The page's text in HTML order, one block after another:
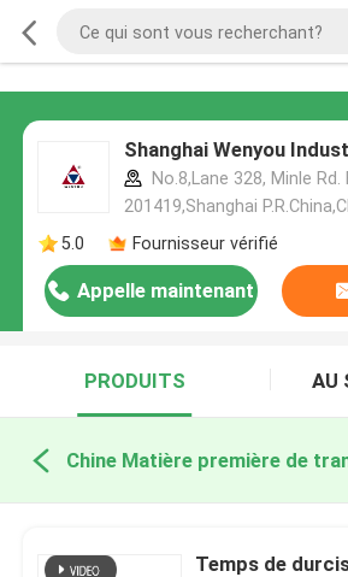
Shanghai Wenyou
No.8,Lane 328, Minle Rd.
201419,Shanghai
5.0
Fournisseur vérifié
Appelle maintenant
PRODUITS AU
Chine Matière première de
Temps de